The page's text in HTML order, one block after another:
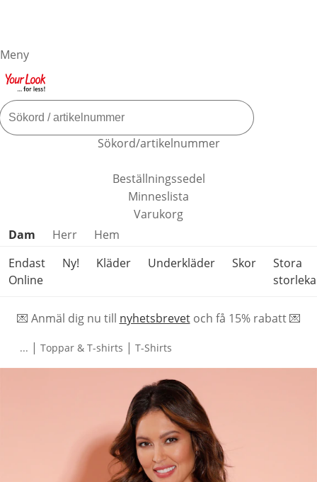
Meny
Sökord/artikelnummer
Beställningssedel
Minneslista
Varukorg
Hoppa över produktkategorier
Dam Herr
Hem
Endast
Online
Ny! Kläder Underkläder Skor
Stora
💌 Anmäl dig nu till nyhetsbrevetoch få 15% rabatt 💌
... | Toppar & T-shirts | T-Shirts